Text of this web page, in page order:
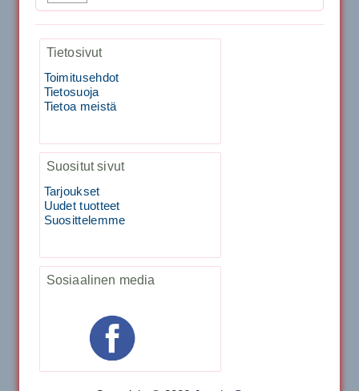
1,999.00€
40883 Harjasosa hiekkanurmiharjaan
29.00€
Vaihto harjasosa hie...
Kirschbaum Flash Shark 200m
Käsiystäv&...
Tietosivut
Toimitusehdot
Tietosuoja
Tietoa meistä
Suositut sivut
Tarjoukset
Uudet tuotteet
Suosittelemme
Sosiaalinen media